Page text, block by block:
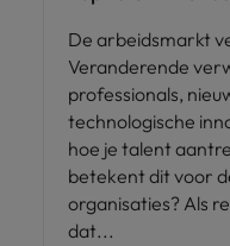
De arbeidsmarkt
Veranderende
professionals,
technologische
hoe je talent
betekent dit voor
organisaties? Als
dat